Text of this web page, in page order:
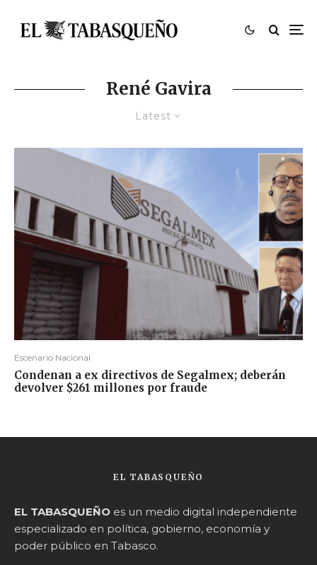
René Gavira
Latest
Escenario Nacional
Condenan a ex directivos de Segalmex; deberán
devolver $261 millones por fraude
EL TABASQUEÑO
EL TABASQUEÑO es un medio digital independiente
especializado en política, gobierno, economía y
poder público en Tabasco.